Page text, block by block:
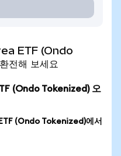
ETF (Ondo
전해 보세요
(Ondo Tokenized) 오
(Ondo Tokenized)에서